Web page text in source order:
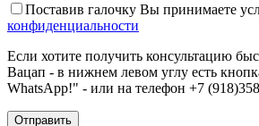
Поставив галочку Вы принимаете
конфиденциальности
Если хотите получить консультацию
Вацап - в нижнем левом углу есть
WhatsApp!" - или на телефон +7